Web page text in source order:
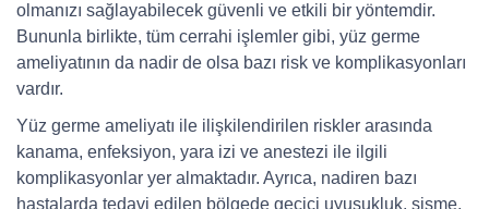
olmanızı sağlayabilecek güvenli ve etkili bir yöntemdir.
Bununla birlikte, tüm cerrahi işlemler gibi, yüz germe
ameliyatının da nadir de olsa bazı risk ve komplikasyonları
vardır.
Yüz germe ameliyatı ile ilişkilendirilen riskler arasında
kanama, enfeksiyon, yara izi ve anestezi ile ilgili
komplikasyonlar yer almaktadır. Ayrıca, nadiren bazı
hastalarda tedavi edilen bölgede geçici uyuşukluk, şişme,